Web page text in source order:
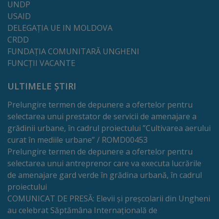
tarife
Înscrierea
copiilor
grădiniță/Plăți
Înterprinderi
municipale
Comgaz-
Plus
Modele
UNDP
USAID
DELEGAȚIA UE IN MOLDOVA
CRDD
FUNDAȚIA COMUNITARĂ UNGHENI
FUNCȚII VACANTE
ULTIMELE ȘTIRI
Prelungire termen de depunere a ofertelor pentru
selectarea unui prestator de servicii de amenajare a
grădinii urbane, în cadrul proiectului ”Cultivarea aerului
curat în mediile urbane” / ROMD00453
Prelungire termen de depunere a ofertelor pentru
selectarea unui antreprenor care va executa lucrările
de amenajare gard verde în grădina urbană, în cadrul
proiectului
COMUNICAT DE PRESĂ: Elevii și preșcolarii din Ungheni
au celebrat Săptămâna Internațională de